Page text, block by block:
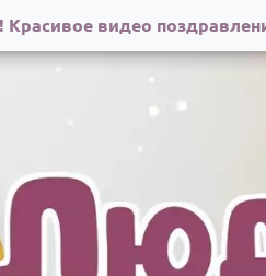
видео